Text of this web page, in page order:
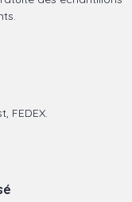
FEDEX.